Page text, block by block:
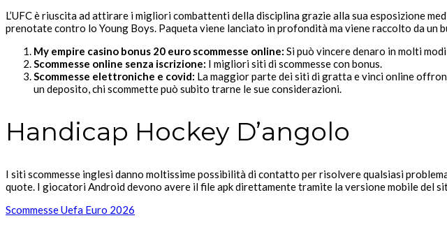
L’UFC è riuscita ad attirare i migliori combattenti della disciplina grazie alla sua esposizione
prenotate contro lo Young Boys. Paqueta viene lanciato in profondità ma viene raccolto da
My empire casino bonus 20 euro scommesse online: Si può vincere denaro in molti
Scommesse online senza iscrizione: I migliori siti di scommesse con bonus.
Scommesse elettroniche e covid: La maggior parte dei siti di gratta e vinci online
un deposito, chi scommette può subito trarne le sue considerazioni.
Handicap Hockey D’angolo
I siti scommesse inglesi danno moltissime possibilità di contatto per risolvere qualsiasi
quote. I giocatori Android devono avere il file apk direttamente tramite la versione mobile del
Scommesse Uefa Euro 2026